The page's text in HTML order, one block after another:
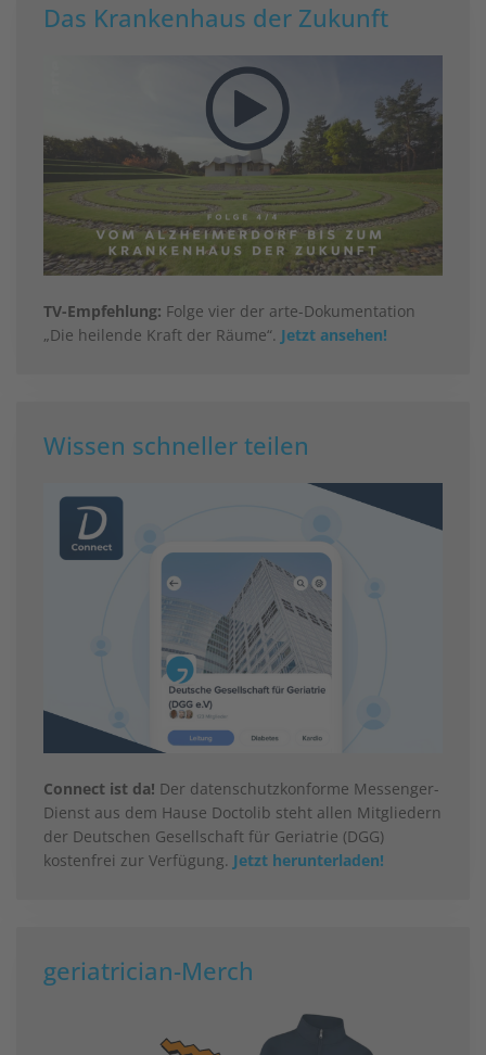
Das Krankenhaus der Zukunft
TV-Empfehlung: Folge vier der arte-Dokumentation
„Die heilende Kraft der Räume“. Jetzt ansehen!
Wissen schneller teilen
Connect ist da! Der datenschutzkonforme Messenger-
Dienst aus dem Hause Doctolib steht allen Mitgliedern
der Deutschen Gesellschaft für Geriatrie (DGG)
kostenfrei zur Verfügung. Jetzt herunterladen!
geriatrician-Merch